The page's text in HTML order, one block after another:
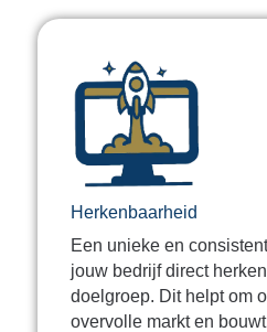
Herkenbaarheid
Een unieke en
jouw bedrijf direct
doelgroep. Dit helpt om
overvolle markt en